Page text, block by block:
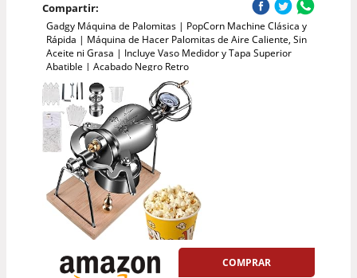
Compartir:
Gadgy Máquina de Palomitas | PopCorn Machine Clásica y
Rápida | Máquina de Hacer Palomitas de Aire Caliente, Sin
Aceite ni Grasa | Incluye Vaso Medidor y Tapa Superior
Abatible | Acabado Negro Retro
COMPRAR